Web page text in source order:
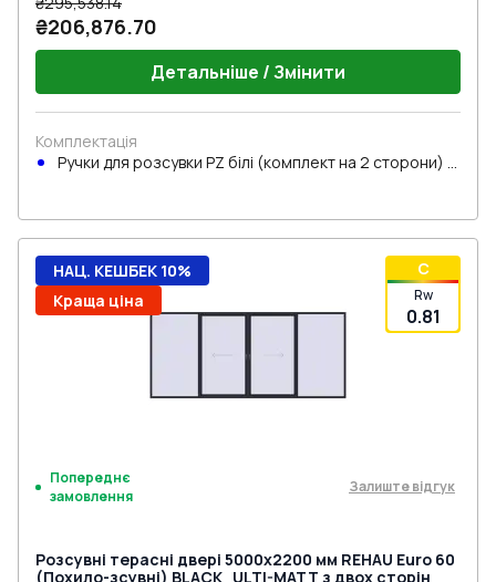
₴206,876.70
Детальніше / Змінити
Комплектація
Ручки для розсувки PZ білі (комплект на 2 сторони) з
C
Rw
0.81
НАЦ. КЕШБЕК 10%
Краща ціна
Попереднє
замовлення
Залиште відгук
Розсувні терасні двері 5000x2200 мм REHAU Euro 60
(Похило-зсувні) BLACK_ULTI-MATT з двох сторін